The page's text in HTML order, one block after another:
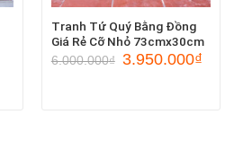
Tranh Tứ Quý Bằng Đồng
Giá Rẻ Cỡ Nhỏ 73cmx30cm
6.000.000₫ 3.950.000₫